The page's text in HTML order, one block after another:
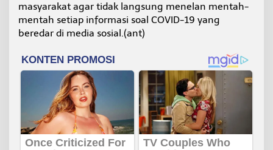
masyarakat agar tidak langsung menelan mentah-
mentah setiap informasi soal COVID-19 yang
beredar di media sosial.(ant)